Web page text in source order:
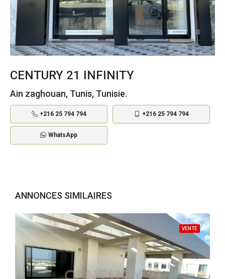
CENTURY 21 INFINITY
Ain zaghouan, Tunis, Tunisie.
+216 25 794 794 +216 25 794 794
WhatsApp
ANNONCES SIMILAIRES
VENTE